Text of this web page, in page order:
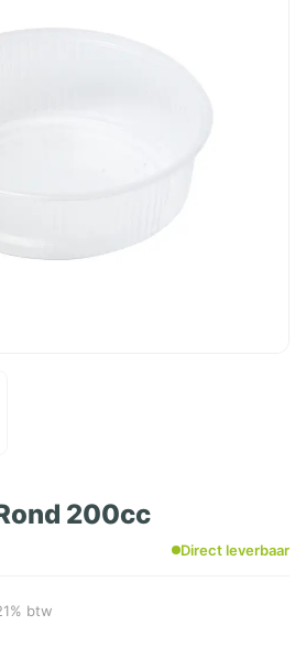
200cc
Direct leverbaar
btw